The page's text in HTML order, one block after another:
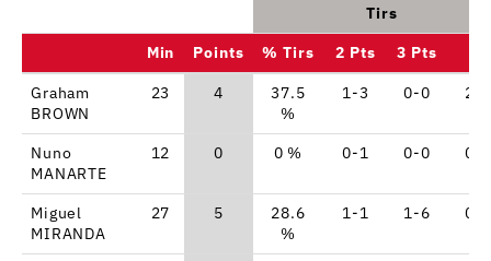
Tirs
Min
Points % Tirs 2 Pts 3 Pts
Graham
BROWN
23 4
37.5
%
1-3 0-0 2-5
Nuno
MANARTE
12 0 0 % 0-1 0-0 0-0
Miguel
MIRANDA
27 5
28.6
%
1-1 1-6 0-0